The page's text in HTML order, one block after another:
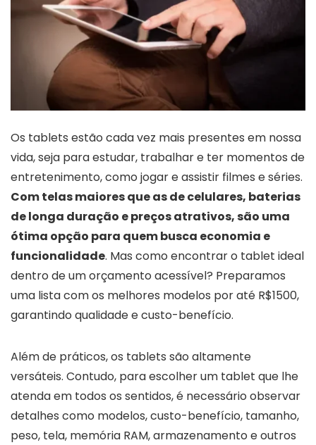
Os tablets estão cada vez mais presentes em nossa
vida, seja para estudar, trabalhar e ter momentos de
entretenimento, como jogar e assistir filmes e séries.
Com telas maiores que as de celulares, baterias
de longa duração e preços atrativos, são uma
ótima opção para quem busca economia e
funcionalidade. Mas como encontrar o tablet ideal
dentro de um orçamento acessível? Preparamos
uma lista com os melhores modelos por até R$1500,
garantindo qualidade e custo-benefício.
Além de práticos, os tablets são altamente
versáteis. Contudo, para escolher um tablet que lhe
atenda em todos os sentidos, é necessário observar
detalhes como modelos, custo-benefício, tamanho,
peso, tela, memória RAM, armazenamento e outros